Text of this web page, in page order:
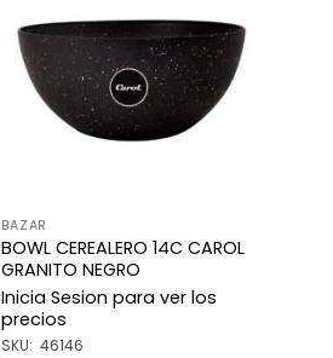
Añadir
a la
lista de
deseos
BAZAR
BOWL CEREALERO 14C CAROL
GRANITO NEGRO
Inicia Sesion para ver los
precios
SKU: 46146